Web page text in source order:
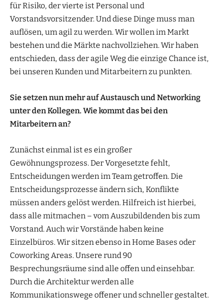
für Risiko, der vierte ist Personal und
Vorstandsvorsitzender. Und diese Dinge muss man
auflösen, um agil zu werden. Wir wollen im Markt
bestehen und die Märkte nachvollziehen. Wir haben
entschieden, dass der agile Weg die einzige Chance ist,
bei unseren Kunden und Mitarbeitern zu punkten.
Sie setzen nun mehr auf Austausch und Networking
unter den Kollegen. Wie kommt das bei den
Mitarbeitern an?
Zunächst einmal ist es ein großer
Gewöhnungsprozess. Der Vorgesetzte fehlt,
Entscheidungen werden im Team getroffen. Die
Entscheidungsprozesse ändern sich, Konflikte
müssen anders gelöst werden. Hilfreich ist hierbei,
dass alle mitmachen – vom Auszubildenden bis zum
Vorstand. Auch wir Vorstände haben keine
Einzelbüros. Wir sitzen ebenso in Home Bases oder
Coworking Areas. Unsere rund 90
Besprechungsräume sind alle offen und einsehbar.
Durch die Architektur werden alle
Kommunikationswege offener und schneller gestaltet.